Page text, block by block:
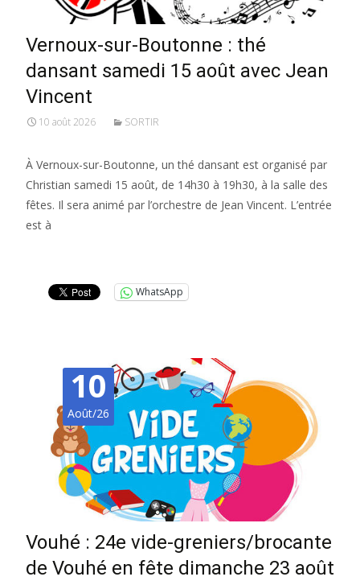
Vernoux-sur-Boutonne : thé
dansant samedi 15 août avec Jean
Vincent
10 août 2026 SORTIR
À Vernoux-sur-Boutonne, un thé dansant est organisé par
Christian samedi 15 août, de 14h30 à 19h30, à la salle des
fêtes. Il sera animé par l’orchestre de Jean Vincent. L’entrée
est à
WhatsApp
10
Août/26
Vouhé : 24e vide-greniers/brocante
de Vouhé en fête dimanche 23 août